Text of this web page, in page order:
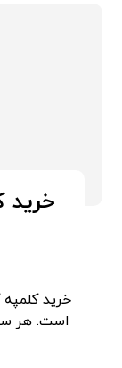
خرید
خرید
است. هر